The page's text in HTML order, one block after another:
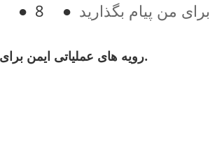
● 8 ● برای من پیام بگذارید
رویه های عملیاتی ایمن برای اپراتورهای پرس هیدرولیک برای هدایت عملکرد صحیح و استفاده از تجهیزات.